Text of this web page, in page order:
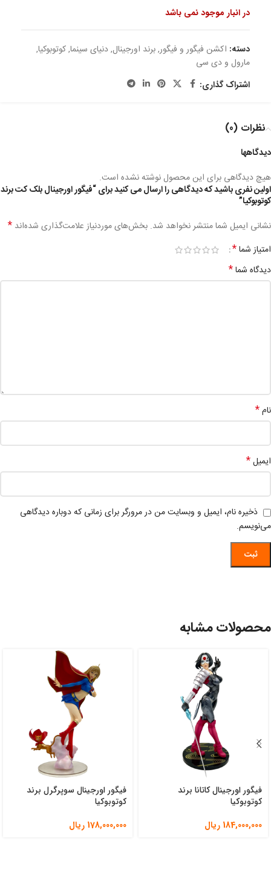
در انبار موجود نمی باشد
دسته: اکشن فیگور و فیگور,برند اورجینال,دنیای سینما,کوتوبوکیا,
مارول و دی سی
اشتراک گذاری:
نظرات (0)
دیدگاهها
هیچ دیدگاهی برای این محصول نوشته نشده است.
اولین نفری باشید که دیدگاهی را ارسال می کنید برای “فیگور اورجینال بلک کت برند
کوتوبوکیا”
نشانی ایمیل شما منتشر نخواهد شد. بخش‌های موردنیاز علامت‌گذاری شده‌اند *
امتیاز شما*
دیدگاه شما*
نام*
ایمیل*
ذخیره نام، ایمیل و وبسایت من در مرورگر برای زمانی که دوباره دیدگاهی
می‌نویسم.
محصولات مشابه
فیگور اورجینال کاتانا برند
کوتوبوکیا
184,000,000 ریال
فیگور اورجینال سوپرگرل برند
کوتوبوکیا
178,000,000 ریال